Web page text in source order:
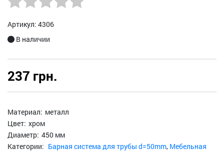
Артикул: 4306
В наличии
237 грн.
Материал: металл
Цвет: хром
Диаметр: 450 мм
Категории: Барная система для трубы d=50mm, Мебельная